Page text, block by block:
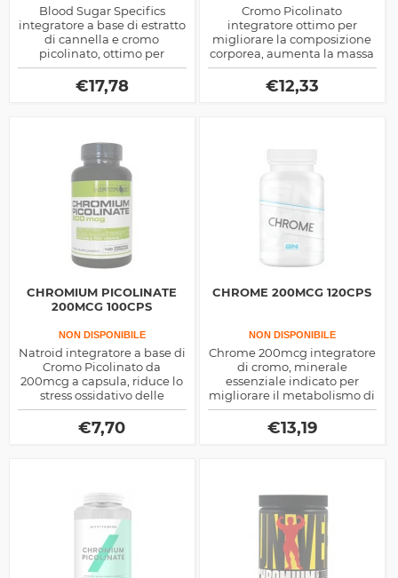
Blood Sugar Specifics
integratore a base di estratto
di cannella e cromo
picolinato, ottimo per
controllare i livelli di
zuccheri nel sangue ma
anche come efficace
€17,78
Cromo Picolinato
integratore ottimo per
migliorare la composizione
corporea, aumenta la massa
magra a discapito di quella
grassa ed è ottimo anche
come aiuto per mantenere
€12,33
CHROMIUM PICOLINATE
200MCG 100CPS
NON DISPONIBILE
Natroid integratore a base di
Cromo Picolinato da
200mcg a capsula, riduce lo
stress ossidativo delle
cellule, velocizza il
metabolismo e abbassa la
glicemia
€7,70
CHROME 200MCG 120CPS
NON DISPONIBILE
Chrome 200mcg integratore
di cromo, minerale
essenziale indicato per
migliorare il metabolismo di
zuccheri e grassi ma
soprattutto per controllare la
glicemia
€13,19